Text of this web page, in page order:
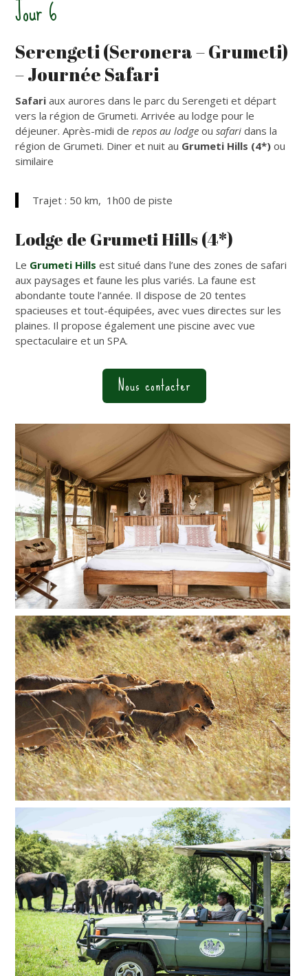
Jour 6
Serengeti (Seronera – Grumeti)
– Journée Safari
Safari aux aurores dans le parc du Serengeti et départ
vers la région de Grumeti. Arrivée au lodge pour le
déjeuner. Après-midi de repos au lodge ou safari dans la
région de Grumeti. Diner et nuit au Grumeti Hills (4*) ou
similaire
Trajet : 50 km, 1h00 de piste
Lodge de Grumeti Hills (4*)
Le Grumeti Hills est situé dans l’une des zones de safari
aux paysages et faune les plus variés. La faune est
abondante toute l’année. Il dispose de 20 tentes
spacieuses et tout-équipées, avec vues directes sur les
plaines. Il propose également une piscine avec vue
spectaculaire et un SPA.
Nous contacter